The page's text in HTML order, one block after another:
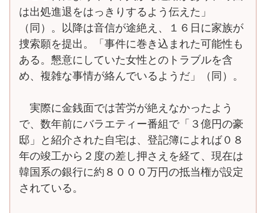
は出処進退をはっきりするよう伝えた」
（同）。以降は音信が途絶え、１６日に家族が
捜索願を提出。「事件に巻き込まれた可能性も
ある。懇意にしていた女性とのトラブルを含
め、複雑な事情が絡んでいるようだ」（同）。
実際に金銭面では苦労が絶えなかったよう
で、数年前にバラエティー番組で「３億円の豪
邸」と紹介された自宅は、登記簿によれば０８
年の竣工から２度の差し押さえを経て、現在は
韓国系の銀行に約８０００万円の抵当権が設定
されている。